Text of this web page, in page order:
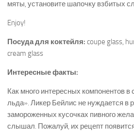
мяты, установите шапочку взбитых
Enjoy!
Посуда для коктейля: coupe glass,
cream glass
Интересные факты:
Как много интересных компонентов в
льда». Ликер Бейлис не нуждается в
замороженных кусочках пивного
слышал. Пожалуй, их рецепт